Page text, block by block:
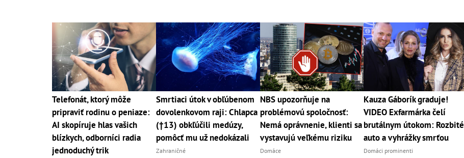
Telefonát, ktorý môže
pripraviť rodinu o peniaze:
AI skopíruje hlas vašich
blízkych, odborníci radia
jednoduchý trik
Smrtiaci útok v obľúbenom
dovolenkovom raji: Chlapca
(†13) obkľúčili medúzy,
pomôcť mu už nedokázali
Zahraničné
NBS upozorňuje na
problémovú spoločnosť:
Nemá oprávnenie, klienti sa
vystavujú veľkému riziku
Domáce
Kauza Gáborík graduje!
VIDEO Exfarmárka čelí
brutálnym útokom: Rozbité
auto a vyhrážky smrťou
Domáci prominenti